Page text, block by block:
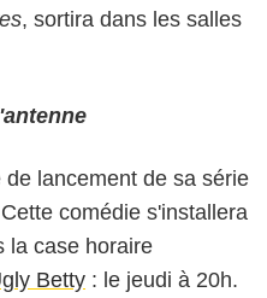
, sortira dans les salles
lancement de sa série
comédie s'installera
la case horaire
Betty : le jeudi à 20h.